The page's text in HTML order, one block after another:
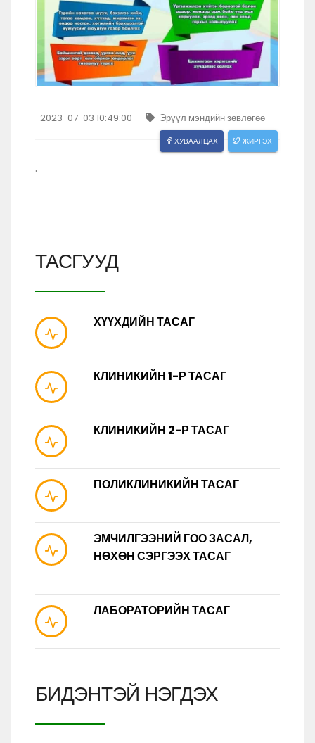
2023-07-03 10:49:00 Эрүүл мэндийн зөвлөгөө
ХУВААЛЦАХ ЖИРГЭХ
.
ТАСГУУД
ХҮҮХДИЙН ТАСАГ
КЛИНИКИЙН 1-Р ТАСАГ
КЛИНИКИЙН 2-Р ТАСАГ
ПОЛИКЛИНИКИЙН ТАСАГ
ЭМЧИЛГЭЭНИЙ ГОО ЗАСАЛ,
НӨХӨН СЭРГЭЭХ ТАСАГ
ЛАБОРАТОРИЙН ТАСАГ
БИДЭНТЭЙ НЭГДЭХ